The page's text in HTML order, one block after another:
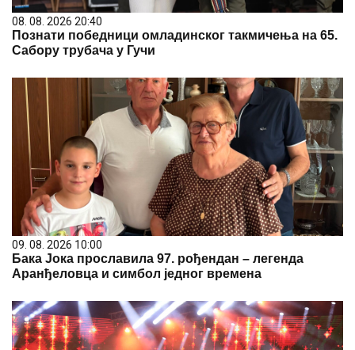
08. 08. 2026 20:40
Познати победници омладинског такмичења на 65.
Сабору трубача у Гучи
09. 08. 2026 10:00
Бака Јока прославила 97. рођендан – легенда
Аранђеловца и симбол једног времена